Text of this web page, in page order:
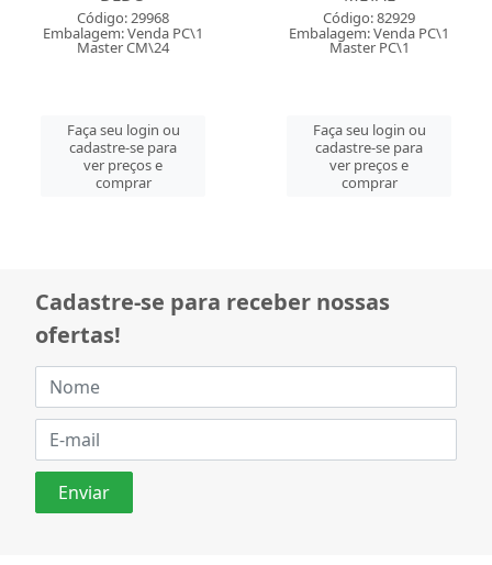
Código: 29968
Embalagem: Venda PC\1
Master CM\24
Faça seu login ou
cadastre-se para
ver preços e
comprar
Código: 82929
Embalagem: Venda PC\1
Master PC\1
Faça seu login ou
cadastre-se para
ver preços e
comprar
Cadastre-se para receber nossas
ofertas!